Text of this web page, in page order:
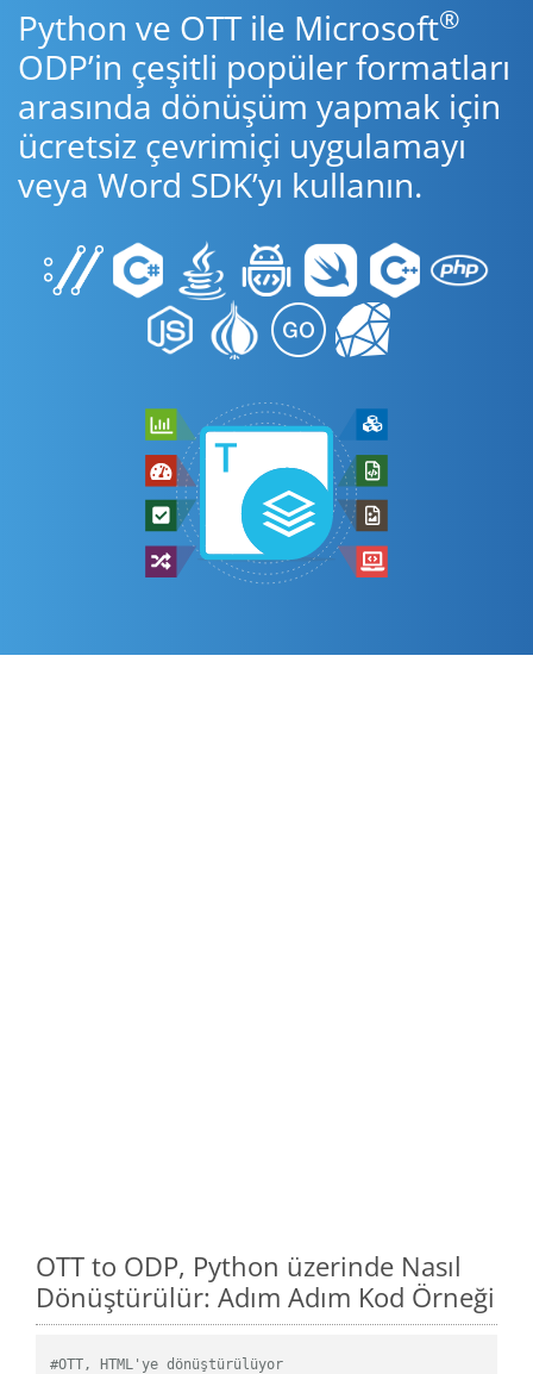
Python ve OTT ile Microsoft®
ODP’in çeşitli popüler formatları
arasında dönüşüm yapmak için
ücretsiz çevrimiçi uygulamayı
veya Word SDK’yı kullanın.
OTT to ODP, Python üzerinde Nasıl
Dönüştürülür: Adım Adım Kod Örneği
#OTT, HTML'ye dönüştürülüyor